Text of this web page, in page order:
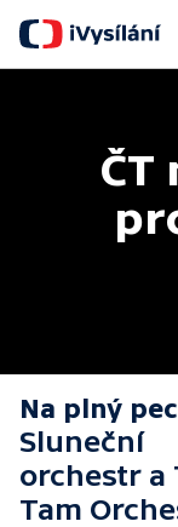
ČT
Na plný
Sluneční
orchestr a
Tam